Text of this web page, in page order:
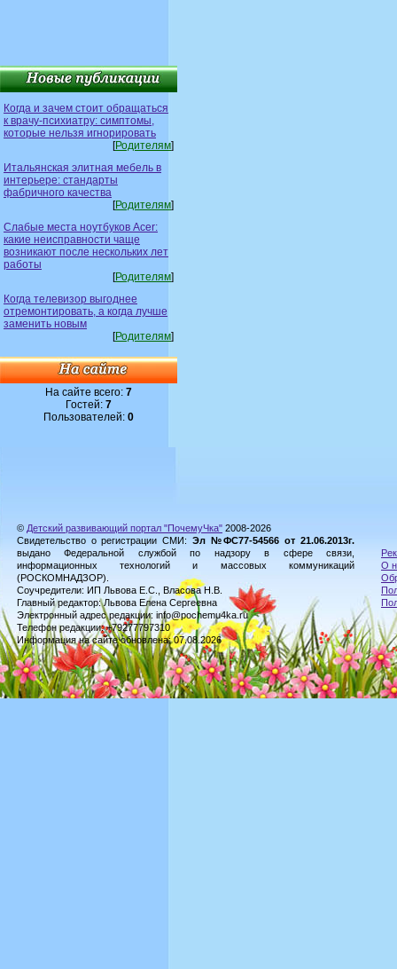
Когда и зачем стоит обращаться
к врачу-психиатру: симптомы,
которые нельзя игнорировать
[Родителям]
Итальянская элитная мебель в
интерьере: стандарты
фабричного качества
[Родителям]
Слабые места ноутбуков Acer:
какие неисправности чаще
возникают после нескольких лет
работы
[Родителям]
Когда телевизор выгоднее
отремонтировать, а когда лучше
заменить новым
[Родителям]
На сайте всего: 7
Гостей: 7
Пользователей: 0
© Детский развивающий портал "ПочемуЧка" 2008-2026
Свидетельство о регистрации СМИ: Эл №ФС77-54566 от 21.06.2013г.
выдано Федеральной службой по надзору в сфере связи,
информационных технологий и массовых коммуникаций
(РОСКОМНАДЗОР).
Соучредители: ИП Львова Е.С., Власова Н.В.
Главный редактор: Львова Елена Сергеевна
Электронный адрес редакции: info@pochemu4ka.ru
Телефон редакции: +79277797310
Информация на сайте обновлена: 07.08.2026
О